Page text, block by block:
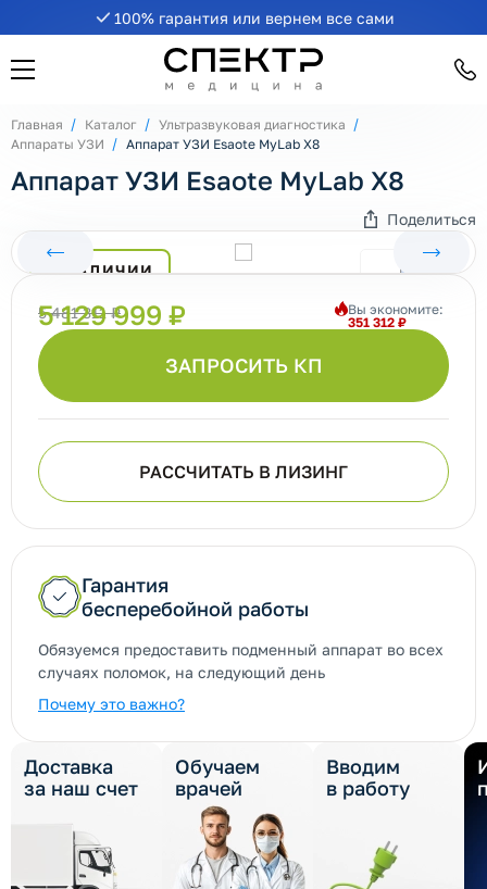
100% гарантия или вернем все сами
Главная Каталог
Ультразвуковая диагностика
Аппараты УЗИ
Аппарат УЗИ Esaote MyLab X8
В НАЛИЧИИ
Аппарат УЗИ Esaote MyLab X8
Поделиться
ЗАПРОСИТЬ КП
5 481 311 ₽
5 129 999 ₽
Вы экономите:
351 312 ₽
РАССЧИТАТЬ В ЛИЗИНГ
Гарантия
бесперебойной работы
Обязуемся предоставить подменный аппарат во всех
случаях поломок, на следующий день
Почему это важно?
Доставка
за наш счет
Обучаем
врачей
Вводим
в работу